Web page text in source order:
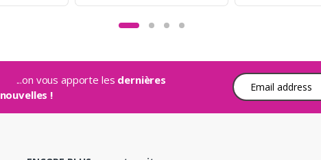
...on vous apporte les dernières
nouvelles !
Adresse e-mail